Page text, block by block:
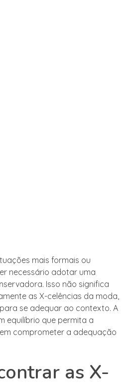
mais formais ou
necessário adotar uma
Isso não significa
as X-celências da moda,
se adequar ao contexto. A
equilíbrio que permita a
comprometer a adequação
as X-